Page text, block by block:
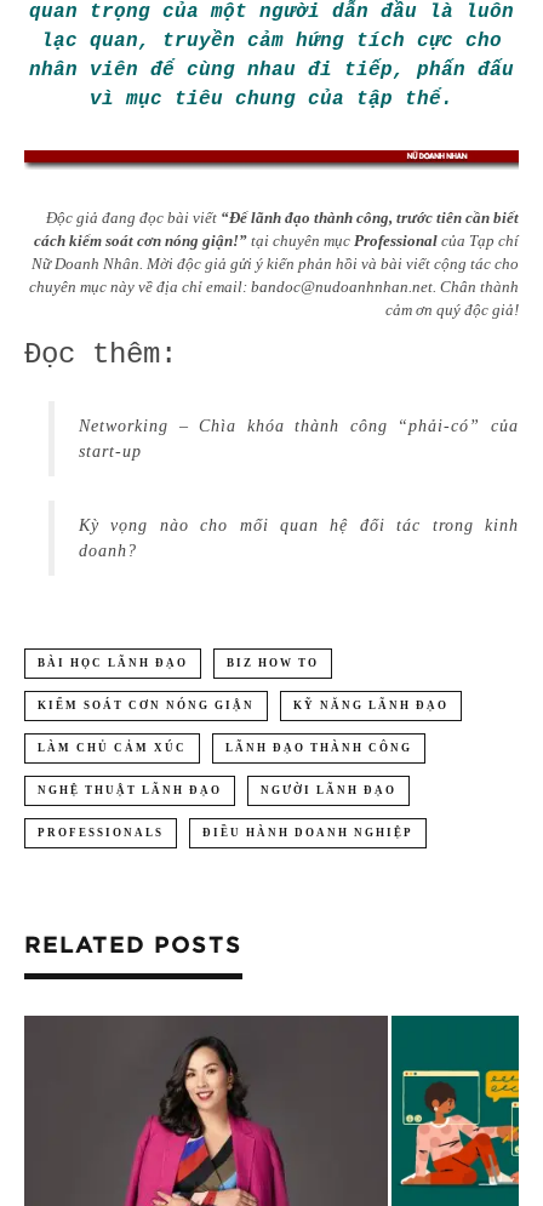
quan trọng của một người dẫn đầu là luôn
lạc quan, truyền cảm hứng tích cực cho
nhân viên để cùng nhau đi tiếp, phấn đấu
vì mục tiêu chung của tập thể.
Độc giả đang đọc bài viết “Để lãnh đạo thành công, trước tiên cần biết
cách kiểm soát cơn nóng giận!” tại chuyên mục Professional của Tạp chí
Nữ Doanh Nhân. Mời độc giả gửi ý kiến phản hồi và bài viết cộng tác cho
chuyên mục này về địa chỉ email: bandoc@nudoanhnhan.net Chân thành
cảm ơn quý độc giả!
Đọc thêm:
Networking – Chìa khóa thành công “phải-có” của
start-up
Kỳ vọng nào cho mối quan hệ đối tác trong kinh
doanh?
BÀI HỌC LÃNH ĐẠO BIZ HOW TO
KIỂM SOÁT CƠN NÓNG GIẬN KỸ NĂNG LÃNH ĐẠO
LÀM CHỦ CẢM XÚC LÃNH ĐẠO THÀNH CÔNG
NGHỆ THUẬT LÃNH ĐẠO NGƯỜI LÃNH ĐẠO
PROFESSIONALS ĐIỀU HÀNH DOANH NGHIỆP
RELATED POSTS